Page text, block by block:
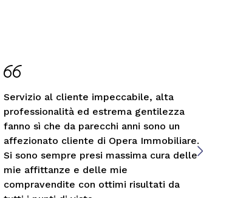
Servizio al cliente impeccabile, alta
professionalità ed estrema gentilezza
fanno sì che da parecchi anni sono un
affezionato cliente di Opera Immobiliare.
Si sono sempre presi massima cura delle
mie affittanze e delle mie
compravendite con ottimi risultati da